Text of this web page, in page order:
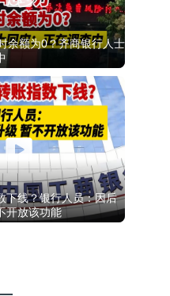
余额为0？齐商银行人士
下线？银行人员：因后
开放该功能